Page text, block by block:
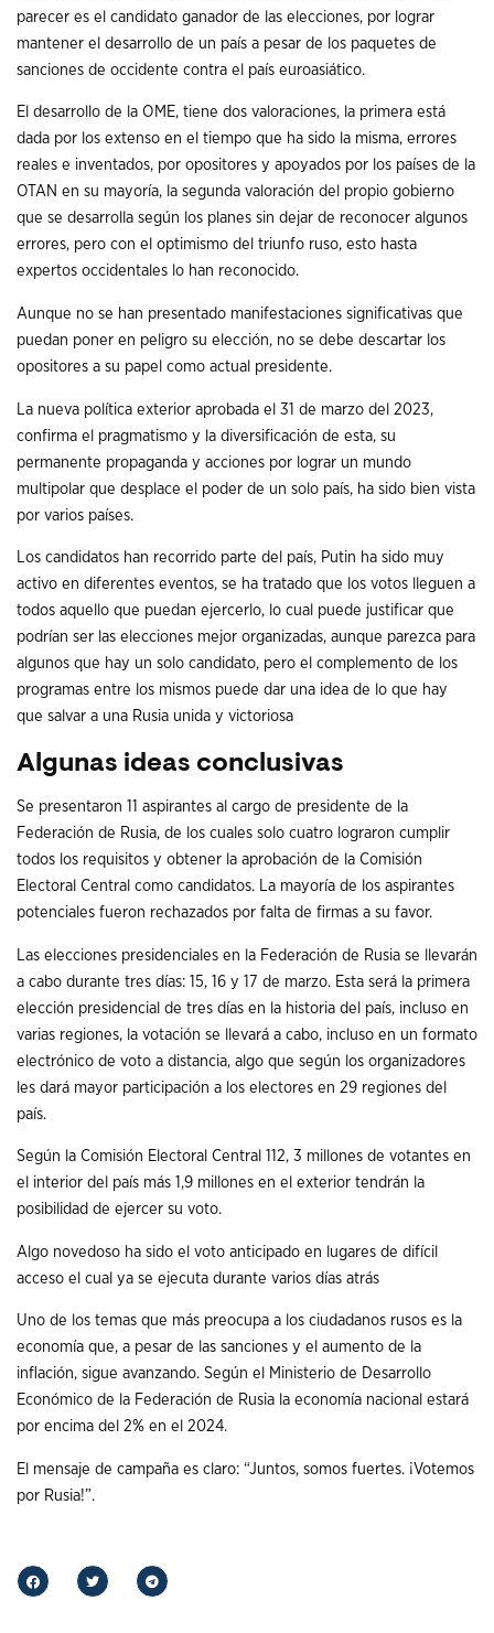
parecer es el candidato ganador de las elecciones, por lograr
mantener el desarrollo de un país a pesar de los paquetes de
sanciones de occidente contra el país euroasiático.
El desarrollo de la OME, tiene dos valoraciones, la primera está
dada por los extenso en el tiempo que ha sido la misma, errores
reales e inventados, por opositores y apoyados por los países de la
OTAN en su mayoría, la segunda valoración del propio gobierno
que se desarrolla según los planes sin dejar de reconocer algunos
errores, pero con el optimismo del triunfo ruso, esto hasta
expertos occidentales lo han reconocido.
Aunque no se han presentado manifestaciones significativas que
puedan poner en peligro su elección, no se debe descartar los
opositores a su papel como actual presidente.
La nueva política exterior aprobada el 31 de marzo del 2023,
confirma el pragmatismo y la diversificación de esta, su
permanente propaganda y acciones por lograr un mundo
multipolar que desplace el poder de un solo país, ha sido bien vista
por varios países.
Los candidatos han recorrido parte del país, Putin ha sido muy
activo en diferentes eventos, se ha tratado que los votos lleguen a
todos aquello que puedan ejercerlo, lo cual puede justificar que
podrían ser las elecciones mejor organizadas, aunque parezca para
algunos que hay un solo candidato, pero el complemento de los
programas entre los mismos puede dar una idea de lo que hay
que salvar a una Rusia unida y victoriosa
Algunas ideas conclusivas
Se presentaron 11 aspirantes al cargo de presidente de la
Federación de Rusia, de los cuales solo cuatro lograron cumplir
todos los requisitos y obtener la aprobación de la Comisión
Electoral Central como candidatos. La mayoría de los aspirantes
potenciales fueron rechazados por falta de firmas a su favor.
Las elecciones presidenciales en la Federación de Rusia se llevarán
a cabo durante tres días: 15, 16 y 17 de marzo. Esta será la primera
elección presidencial de tres días en la historia del país, incluso en
varias regiones, la votación se llevará a cabo, incluso en un formato
electrónico de voto a distancia, algo que según los organizadores
les dará mayor participación a los electores en 29 regiones del
país.
Según la Comisión Electoral Central 112, 3 millones de votantes en
el interior del país más 1,9 millones en el exterior tendrán la
posibilidad de ejercer su voto.
Algo novedoso ha sido el voto anticipado en lugares de difícil
acceso el cual ya se ejecuta durante varios días atrás
Uno de los temas que más preocupa a los ciudadanos rusos es la
economía que, a pesar de las sanciones y el aumento de la
inflación, sigue avanzando. Según el Ministerio de Desarrollo
Económico de la Federación de Rusia la economía nacional estará
por encima del 2% en el 2024.
El mensaje de campaña es claro: “Juntos, somos fuertes. ¡Votemos
por Rusia!”.